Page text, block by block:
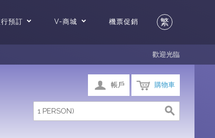
預訂 V-商城 機票促銷 繁
歡迎光臨
帳戶 購物車